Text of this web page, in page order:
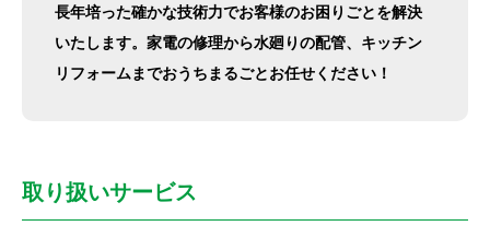
長年培った確かな技術力でお客様のお困りごとを解決
いたします。家電の修理から水廻りの配管、キッチン
リフォームまでおうちまるごとお任せください！
取り扱いサービス